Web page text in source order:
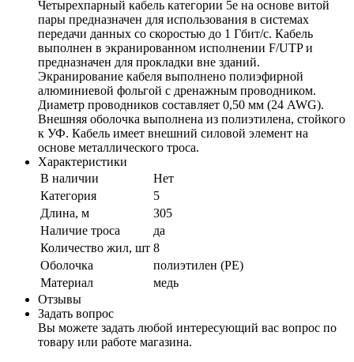
Четырехпарный кабель категории 5e на основе витой
пары предназначен для использования в системах
передачи данных со скоростью до 1 Гбит/c. Кабель
выполнен в экранированном исполнении F/UTP и
предназначен для прокладки вне зданий.
Экранирование кабеля выполнено полиэфирной
алюминиевой фольгой с дренажным проводником.
Диаметр проводников составляет 0,50 мм (24 AWG).
Внешняя оболочка выполнена из полиэтилена, стойкого
к УФ. Кабель имеет внешний силовой элемент на
основе металлического троса.
Характеристики
В наличии
Нет
Категория
5
Длина, м
305
Наличие троса
да
Количество жил, шт 8
Оболочка
полиэтилен (PЕ)
Материал
медь
Отзывы
Задать вопрос
Вы можете задать любой интересующий вас вопрос по
товару или работе магазина.